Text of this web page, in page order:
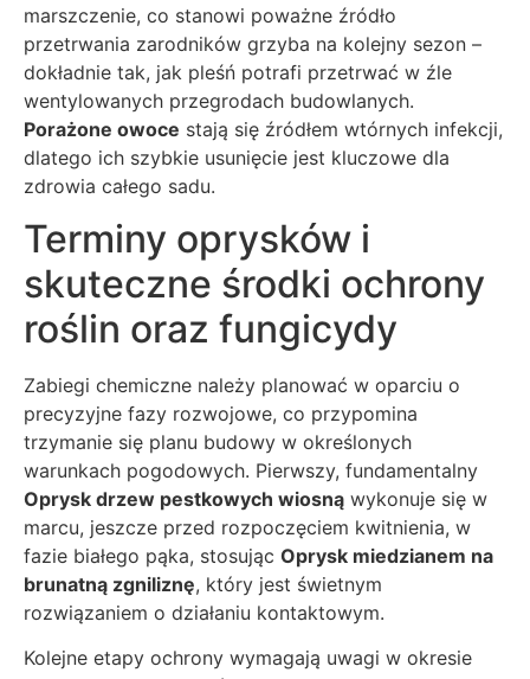
marszczenie, co stanowi poważne źródło
przetrwania zarodników grzyba na kolejny sezon –
dokładnie tak, jak pleśń potrafi przetrwać w źle
wentylowanych przegrodach budowlanych.
Porażone owoce stają się źródłem wtórnych infekcji,
dlatego ich szybkie usunięcie jest kluczowe dla
zdrowia całego sadu.
Terminy oprysków i
skuteczne środki ochrony
roślin oraz fungicydy
Zabiegi chemiczne należy planować w oparciu o
precyzyjne fazy rozwojowe, co przypomina
trzymanie się planu budowy w określonych
warunkach pogodowych. Pierwszy, fundamentalny
Oprysk drzew pestkowych wiosną wykonuje się w
marcu, jeszcze przed rozpoczęciem kwitnienia, w
fazie białego pąka, stosując Oprysk miedzianem na
brunatną zgniliznę, który jest świetnym
rozwiązaniem o działaniu kontaktowym.
Kolejne etapy ochrony wymagają uwagi w okresie